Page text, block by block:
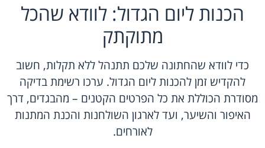
הכנות ליום הגדול: לוודא שהכל
מתוקתק
כדי לוודא שהחתונה שלכם תתנהל ללא תקלות, חשוב
להקדיש זמן להכנות ליום הגדול. ערכו רשימת בדיקה
מסודרת הכוללת את כל הפרטים הקטנים – מהבגדים, דרך
האיפור והשיער, ועד לארגון השולחנות והכנת המתנות
לאורחים.